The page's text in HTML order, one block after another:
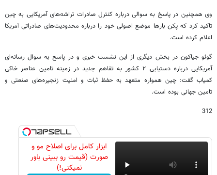
وی همچنین در پاسخ به سوالی درباره کنترل صادرات تراشه‌های آمریکایی به چین
تاکید کرد که پکن بارها موضع اصولی خود را درباره محدودیت‌های صادراتی آمریکا
اعلام کرده است.
گوئو جیاکون در بخش دیگری از این نشست خبری و در پاسخ به سوال رسانه‌ای
آمریکایی درباره دستیابی ۲ کشور به تفاهم جدید در زمینه تامین عناصر خاکی
کمیاب گفت: چین همواره متعهد به حفظ ثبات و امنیت زنجیره‌های صنعتی و
تامین جهانی بوده است.
312
ابزار کامل برای اصلاح مو و
صورت (قیمت رو ببینی باور
نمیکنی!)